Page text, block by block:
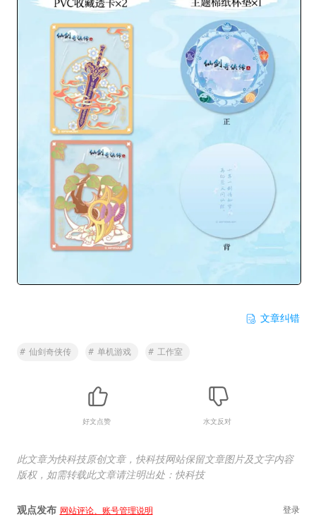
文章纠错
# 仙剑奇侠传 # 单机游戏 # 工作室
好文点赞 水文反对
此文章为快科技原创文章，快科技网站保留文章图片及文字内容
版权，如需转载此文章请注明出处：快科技
观点发布 网站评论、账号管理说明 登录